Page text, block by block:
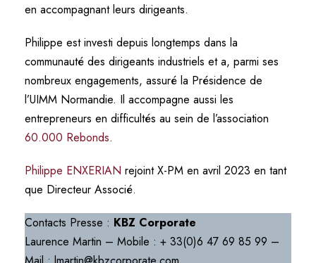
en accompagnant leurs dirigeants.
Philippe est investi depuis longtemps dans la
communauté des dirigeants industriels et a, parmi ses
nombreux engagements, assuré la Présidence de
l’UIMM Normandie. Il accompagne aussi les
entrepreneurs en difficultés au sein de l’association
60.000 Rebonds.
Philippe ENXERIAN rejoint X-PM en avril 2023 en tant
que Directeur Associé.
Contacts Presse : KBZ Corporate
Laurence Martin – Mobile : + 33(0)6 47 69 85 99 –